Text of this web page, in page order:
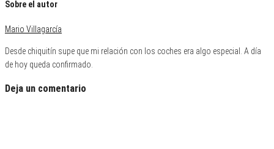
Sobre el autor
Mario Villagarcía
Desde chiquitín supe que mi relación con los coches era algo especial. A día
de hoy queda confirmado.
Deja un comentario